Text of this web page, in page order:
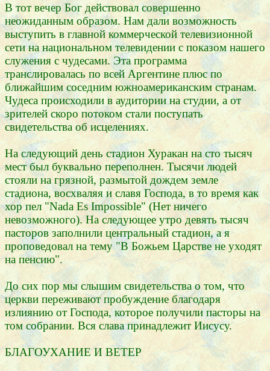
В тот вечер Бог действовал совершенно
неожиданным образом. Нам дали возможность
выступить в главной коммерческой телевизионной
сети на национальном телевидении с показом нашего
служения с чудесами. Эта программа
транслировалась по всей Аргентине плюс по
ближайшим соседним южноамериканским странам.
Чудеса происходили в аудитории на студии, а от
зрителей скоро потоком стали поступать
свидетельства об исцелениях.
На следующий день стадион Хуракан на сто тысяч
мест был буквально переполнен. Тысячи людей
стояли на грязной, размытой дождем земле
стадиона, восхваляя и славя Господа, в то время как
хор пел "Nada Es Impossible" (Нет ничего
невозможного). На следующее утро девять тысяч
пасторов заполнили центральный стадион, а я
проповедовал на тему "В Божьем Царстве не уходят
на пенсию".
До сих пор мы слышим свидетельства о том, что
церкви переживают пробуждение благодаря
излиянию от Господа, которое получили пасторы на
том собрании. Вся слава принадлежит Иисусу.
БЛАГОУХАНИЕ И ВЕТЕР